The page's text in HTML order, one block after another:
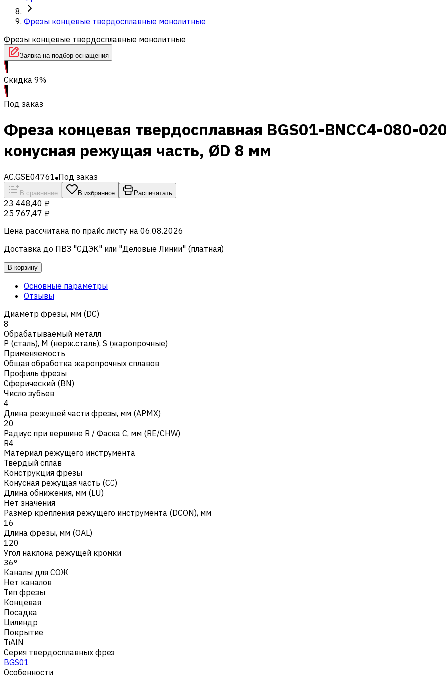
Фрезы концевые твердосплавные монолитные
Фрезы концевые твердосплавные монолитные
Заявка на подбор оснащения
Скидка 9%
Под заказ
Фреза концевая твердосплавная BGS01-BNCC4-080-
конусная режущая часть, ØD 8 мм
AC.GSE04761 Под заказ
В сравнение В избранное Распечатать
23 448,40 ₽
25 767,47 ₽
Цена рассчитана по прайс листу на 06.08.2026
Доставка до ПВЗ "СДЭК" или "Деловые Линии" (платная)
В корзину
Основные параметры
Отзывы
Диаметр фрезы, мм (DC)
8
Обрабатываемый металл
Р (сталь), M (нерж.сталь), S (жаропрочные)
Применяемость
Общая обработка жаропрочных сплавов
Профиль фрезы
Сферический (BN)
Число зубьев
4
Длина режущей части фрезы, мм (APMX)
20
Радиус при вершине R / Фаска C, мм (RE/CHW)
R4
Материал режущего инструмента
Твердый сплав
Конструкция фрезы
Конусная режущая часть (CC)
Длина обнижения, мм (LU)
Нет значения
Размер крепления режущего инструмента (DCON), мм
16
Длина фрезы, мм (OAL)
120
Угол наклона режущей кромки
36°
Каналы для СОЖ
Нет каналов
Тип фрезы
Концевая
Посадка
Цилиндр
Покрытие
TiAlN
Серия твердосплавных фрез
BGS01
Особенности